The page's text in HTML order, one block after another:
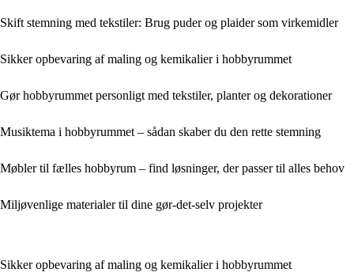
Skift stemning med tekstiler: Brug puder og plaider som virkemidler
Sikker opbevaring af maling og kemikalier i hobbyrummet
Gør hobbyrummet personligt med tekstiler, planter og dekorationer
Musiktema i hobbyrummet – sådan skaber du den rette stemning
Møbler til fælles hobbyrum – find løsninger, der passer til alles behov
Miljøvenlige materialer til dine gør-det-selv projekter
Sikker opbevaring af maling og kemikalier i hobbyrummet